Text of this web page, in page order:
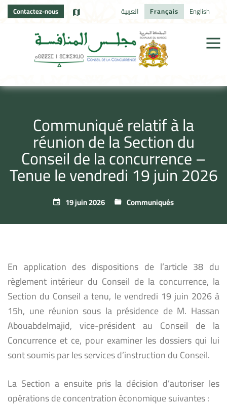
Contactez-nous العربية Français English
Communiqué relatif à la
réunion de la Section du
Conseil de la concurrence –
Tenue le vendredi 19 juin 2026
19 juin 2026 Communiqués
En application des dispositions de l’article 38 du
règlement intérieur du Conseil de la concurrence, la
Section du Conseil a tenu, le vendredi 19 juin 2026 à
15h, une réunion sous la présidence de M. Hassan
Abouabdelmajid, vice-président au Conseil de la
Concurrence et ce, pour examiner les dossiers qui lui
sont soumis par les services d’instruction du Conseil.
La Section a ensuite pris la décision d’autoriser les
opérations de concentration économique suivantes :